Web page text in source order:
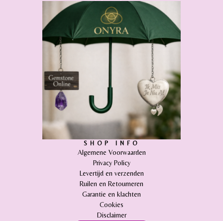
SHOP INFO
Algemene Voorwaarden
Privacy Policy
Levertijd en verzenden
Ruilen en Retourneren
Garantie en klachten
Cookies
Disclaimer